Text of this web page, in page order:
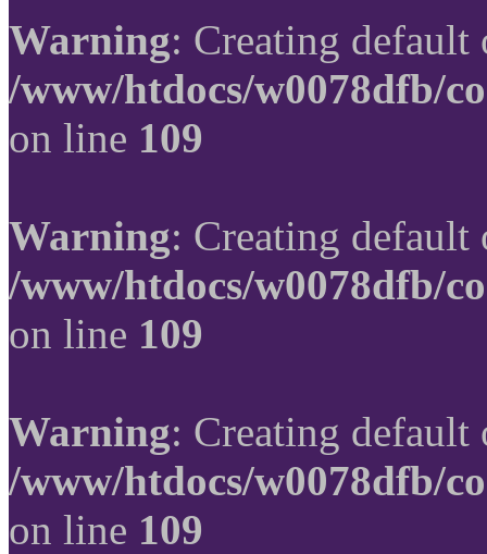
Warning: Creating
/www/htdocs/w0078dfb/
on line 109
Warning: Creating
/www/htdocs/w0078dfb/
on line 109
Warning: Creating
/www/htdocs/w0078dfb/
on line 109